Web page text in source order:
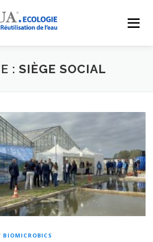
Menu
CONTACT
: SIÈGE SOCIAL
BIOMICROBICS